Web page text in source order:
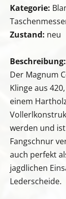
Kategorie:
Zustand: neu
Beschreibung:
Der Magnum
Klinge aus
einem
werden und
Fangschnur
auch perfekt
jagdlichen
Lederscheide.